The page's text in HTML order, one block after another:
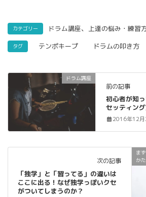
カテゴリー ドラム講座、 上達の悩み・練習
タグ テンポキープ ドラムの叩き方
ドラム講座
前の記事
初心者が知
セッティン
2016年12
ま
かた
次の記事
「独学」と「習ってる」の違いは
ここに出る！なぜ独学っぽいクセ
がついてしまうのか？